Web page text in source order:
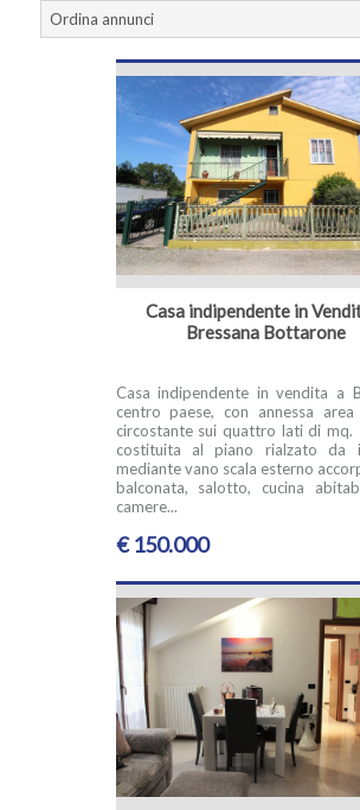
Ordina annunci
Casa indipendente in
Bressana Bottarone
Casa indipendente in vendita a
centro paese, con annessa area
circostante sui quattro lati di mq.
costituita al piano rialzato da
mediante vano scala esterno
balconata, salotto, cucina
camere...
€ 150.000